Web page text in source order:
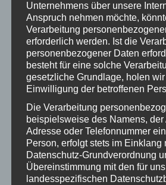
Unternehmens über unsere
Anspruch nehmen möchte,
Verarbeitung
erforderlich werden. Ist die
personenbezogener Daten
besteht für eine solche
gesetzliche Grundlage, holen
Einwilligung der betroffenen
Die Verarbeitung
beispielsweise des Namens, der
Adresse oder Telefonnummer
Person, erfolgt stets im Einklang
Datenschutz-Grundverordnung
Übereinstimmung mit den für
landesspezifischen